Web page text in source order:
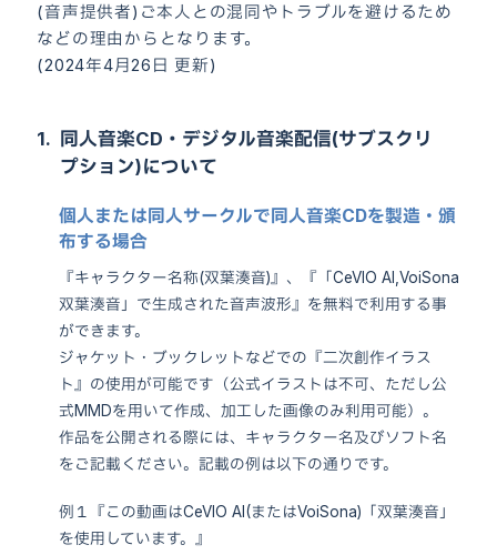
(音声提供者)ご本人との混同やトラブルを避けるため
などの理由からとなります。
(2024年4月26日 更新)
1. 同人音楽CD・デジタル音楽配信(サブスクリ
プション)について
個人または同人サークルで同人音楽CDを製造・頒
布する場合
『キャラクター名称(双葉湊音)』、『「CeVIO AI,VoiSona
双葉湊音」で生成された音声波形』を無料で利用する事
ができます。
ジャケット・ブックレットなどでの『二次創作イラス
ト』の使用が可能です（公式イラストは不可、ただし公
式MMDを用いて作成、加工した画像のみ利用可能）。
作品を公開される際には、キャラクター名及びソフト名
をご記載ください。記載の例は以下の通りです。
例１『この動画はCeVIO AI(またはVoiSona)「双葉湊音」
を使用しています。』